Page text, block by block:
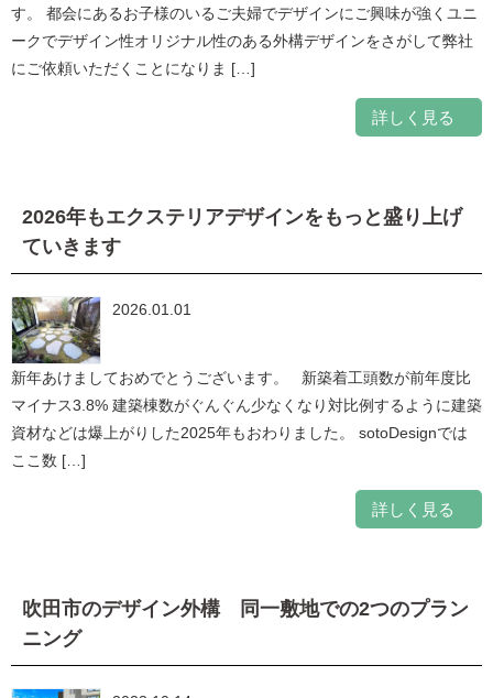
す。 都会にあるお子様のいるご夫婦でデザインにご興味が強くユニ
ークでデザイン性オリジナル性のある外構デザインをさがして弊社
にご依頼いただくことになりま […]
詳しく見る
2026年もエクステリアデザインをもっと盛り上げ
ていきます
2026.01.01
新年あけましておめでとうございます。 新築着工頭数が前年度比
マイナス3.8% 建築棟数がぐんぐん少なくなり対比例するように建築
資材などは爆上がりした2025年もおわりました。 sotoDesignでは
ここ数 […]
詳しく見る
吹田市のデザイン外構 同一敷地での2つのプラン
ニング